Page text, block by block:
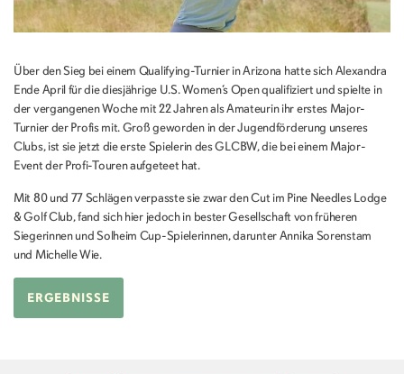
Über den Sieg bei einem Qualifying-Turnier in Arizona hatte sich Alexandra
Ende April für die diesjährige U.S. Women‘s Open qualifiziert und spielte in
der vergangenen Woche mit 22 Jahren als Amateurin ihr erstes Major-
Turnier der Profis mit. Groß geworden in der Jugendförderung unseres
Clubs, ist sie jetzt die erste Spielerin des GLCBW, die bei einem Major-
Event der Profi-Touren aufgeteet hat.
Mit 80 und 77 Schlägen verpasste sie zwar den Cut im Pine Needles Lodge
& Golf Club, fand sich hier jedoch in bester Gesellschaft von früheren
Siegerinnen und Solheim Cup-Spielerinnen, darunter Annika Sorenstam
und Michelle Wie.
ERGEBNISSE